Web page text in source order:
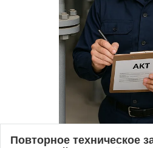
Повторное техническое